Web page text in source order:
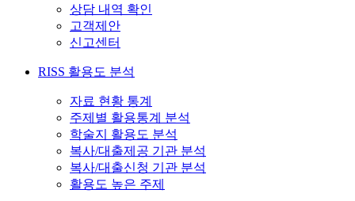
상담 내역 확인
고객제안
신고센터
RISS 활용도 분석
자료 현황 통계
주제별 활용통계 분석
학술지 활용도 분석
복사/대출제공 기관 분석
복사/대출신청 기관 분석
활용도 높은 주제